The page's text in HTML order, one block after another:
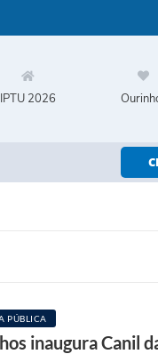
IPTU 2026
PÚBLICA
inaugura Canil